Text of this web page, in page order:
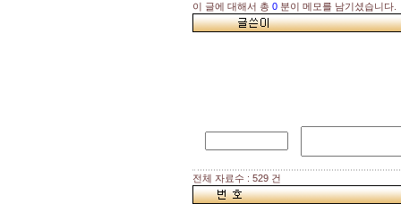
이 글에 대해서 총 0 분이 메모를 남기셨습니다.
전체 자료수 : 529 건